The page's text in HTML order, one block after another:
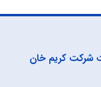
شرکت کریم خان